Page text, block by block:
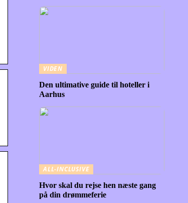
VIDEN
Den ultimative guide til hoteller i
Aarhus
ALL-INCLUSIVE
Hvor skal du rejse hen næste gang
på din drømmeferie